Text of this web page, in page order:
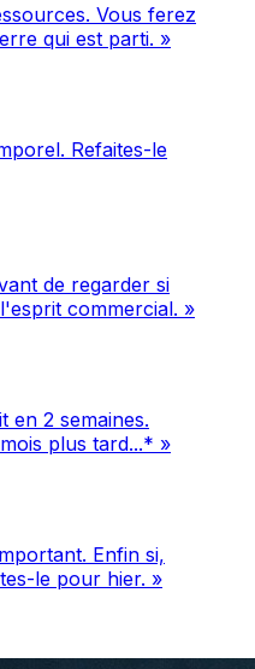
Vous ferez
qui est parti. »
Refaites-le
de regarder si
commercial. »
en 2 semaines.
plus tard...* »
Enfin si,
le pour hier. »